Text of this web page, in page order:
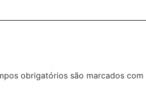
obrigatórios são marcados com